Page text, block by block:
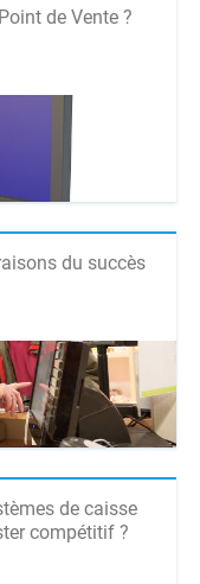
de Vente ?
du succès
de caisse
compétitif ?